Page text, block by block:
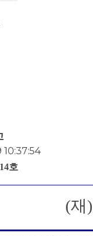
호
(재 )